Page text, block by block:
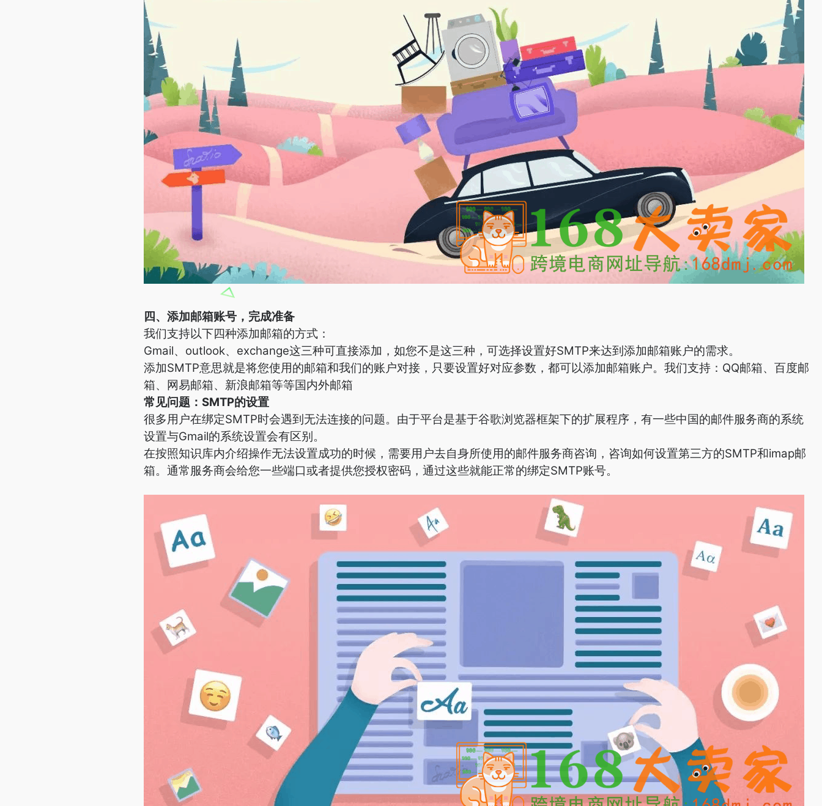
四、添加邮箱账号，完成准备
我们支持以下四种添加邮箱的方式：
Gmail、outlook、exchange这三种可直接添加，如您不是这三种，可选择设置好SMTP来达到添加邮箱账户的需求。
添加SMTP意思就是将您使用的邮箱和我们的账户对接，只要设置好对应参数，都可以添加邮箱账户。我们支持：QQ邮箱、百度邮
箱、网易邮箱、新浪邮箱等等国内外邮箱
常见问题：SMTP的设置
很多用户在绑定SMTP时会遇到无法连接的问题。由于平台是基于谷歌浏览器框架下的扩展程序，有一些中国的邮件服务商的系统
设置与Gmail的系统设置会有区别。
在按照知识库内介绍操作无法设置成功的时候，需要用户去自身所使用的邮件服务商咨询，咨询如何设置第三方的SMTP和imap邮
箱。通常服务商会给您一些端口或者提供您授权密码，通过这些就能正常的绑定SMTP账号。